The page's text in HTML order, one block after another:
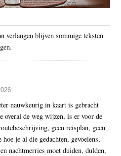
verlangen blijven sommige teksten
nauwkeurig in kaart is gebracht
overal de weg wijzen, is er voor de
geen reisplan, geen
je al die gedachten, gevoelens,
nachtmerries moet duiden, dulden,